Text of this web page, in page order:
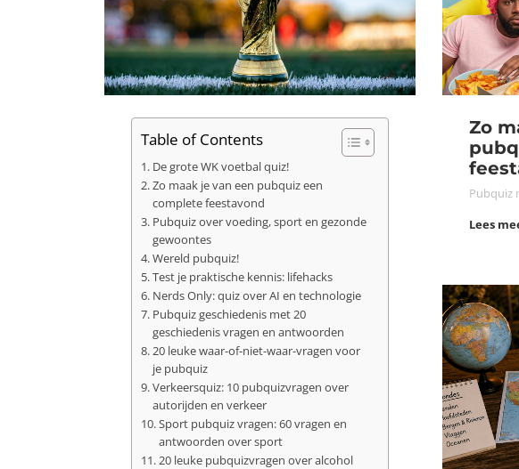
Table of Contents
De grote WK voetbal quiz!
Zo maak je van een pubquiz een
complete feestavond
Pubquiz over voeding, sport en gezonde
gewoontes
Wereld pubquiz!
Test je praktische kennis: lifehacks
Nerds Only: quiz over AI en technologie
Pubquiz geschiedenis met 20
geschiedenis vragen en antwoorden
20 leuke waar-of-niet-waar-vragen voor
je pubquiz
Verkeersquiz: 10 pubquizvragen over
autorijden en verkeer
Sport pubquiz vragen: 60 vragen en
antwoorden over sport
20 leuke pubquizvragen over alcohol
Zo
Pubquiz
Lees